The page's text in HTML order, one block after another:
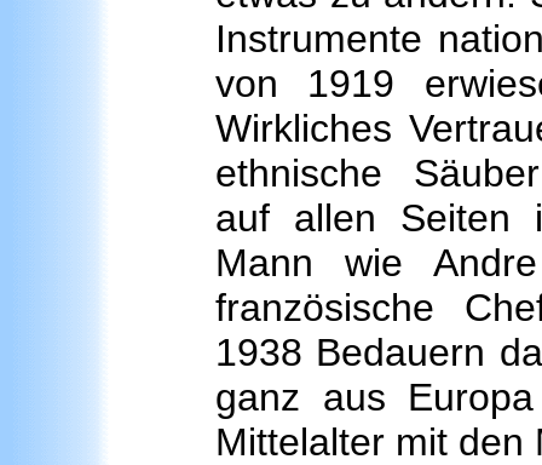
Instrumente
von 1919
Wirkliches
ethnische
auf allen Seiten
Mann wie
französische
1938 Bedauern
ganz aus
Mittelalter mit den